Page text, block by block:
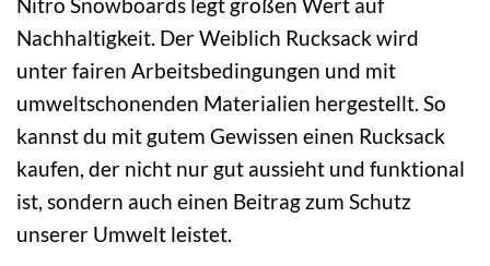
Nachhaltigkeit. Der Weiblich Rucksack wird
unter fairen Arbeitsbedingungen und mit
umweltschonenden Materialien hergestellt. So
kannst du mit gutem Gewissen einen Rucksack
kaufen, der nicht nur gut aussieht und funktional
ist, sondern auch einen Beitrag zum Schutz
unserer Umwelt leistet.